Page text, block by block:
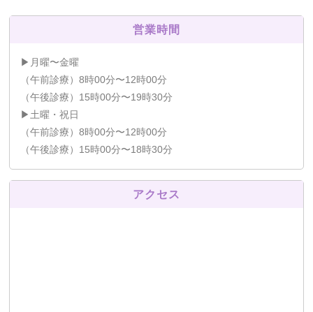
営業時間
▶月曜〜金曜
（午前診療）8時00分〜12時00分
（午後診療）15時00分〜19時30分
▶土曜・祝日
（午前診療）8時00分〜12時00分
（午後診療）15時00分〜18時30分
アクセス